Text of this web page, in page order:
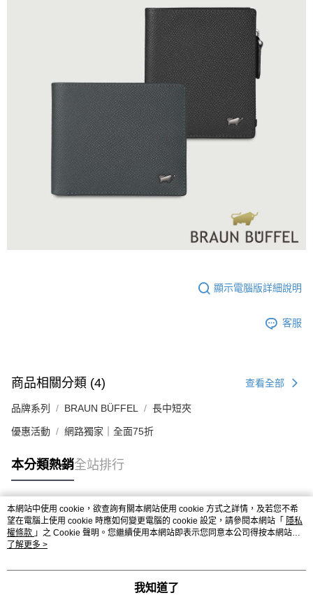
顯示電腦版詳細說明
客服
商品相關分類 (4) 查看全部
品牌系列 BRAUN BÜFFEL 長中短夾
優惠活動 網路獨家｜全面75折
本分類熱銷全站排行
熱門標籤
本網站中使用 cookie，欲查詢有關本網站使用 cookie 方式之詳情，及若您不希
望在電腦上使用 cookie 時應如何變更電腦的 cookie 設定，請參閱本網站「 隱私
權條款 」之 Cookie 聲明。您繼續使用本網站即表示您同意本公司得按本網站使
用條款之 Cookie 聲明使用 cookie。
了解更多 >
我知道了